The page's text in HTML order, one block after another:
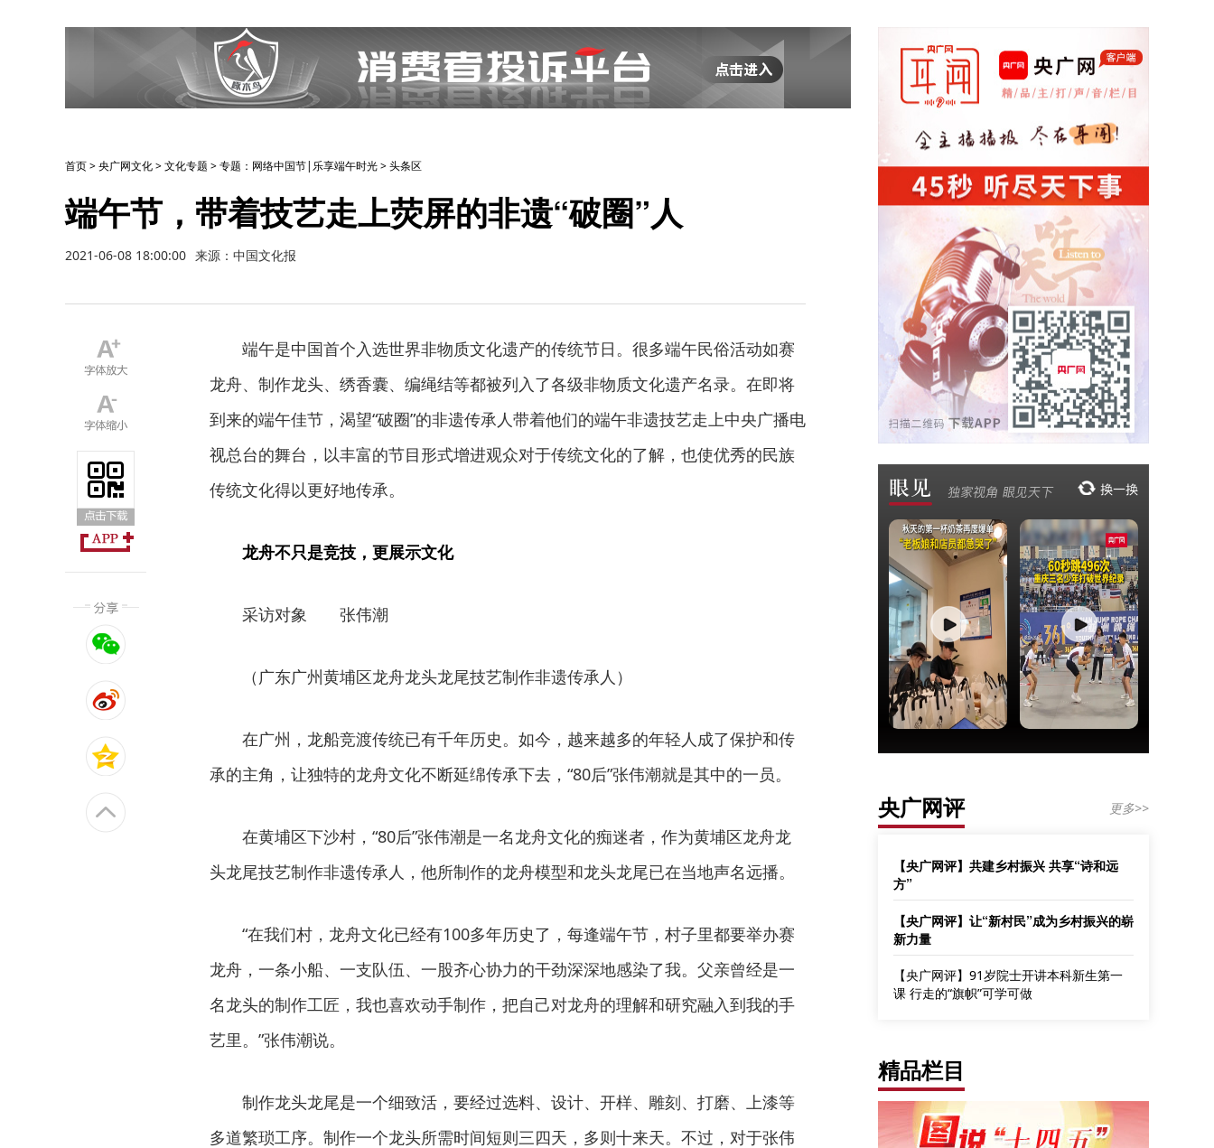
首页>央广网文化>文化专题 >专题：网络中国节|乐享端午时光>头条区
端午节，带着技艺走上荧屏的非遗“破圈”人
2021-06-08 18:00:00 来源：中国文化报
端午是中国首个入选世界非物质文化遗产的传统节日。很多端午民俗活动如赛
龙舟、制作龙头、绣香囊、编绳结等都被列入了各级非物质文化遗产名录。在即将
到来的端午佳节，渴望“破圈”的非遗传承人带着他们的端午非遗技艺走上中央广播电
视总台的舞台，以丰富的节目形式增进观众对于传统文化的了解，也使优秀的民族
传统文化得以更好地传承。
龙舟不只是竞技，更展示文化
采访对象 张伟潮
（广东广州黄埔区龙舟龙头龙尾技艺制作非遗传承人）
在广州，龙船竞渡传统已有千年历史。如今，越来越多的年轻人成了保护和传
承的主角，让独特的龙舟文化不断延绵传承下去，“80后”张伟潮就是其中的一员。
在黄埔区下沙村，“80后”张伟潮是一名龙舟文化的痴迷者，作为黄埔区龙舟龙
头龙尾技艺制作非遗传承人，他所制作的龙舟模型和龙头龙尾已在当地声名远播。
“在我们村，龙舟文化已经有100多年历史了，每逢端午节，村子里都要举办赛
龙舟，一条小船、一支队伍、一股齐心协力的干劲深深地感染了我。父亲曾经是一
名龙头的制作工匠，我也喜欢动手制作，把自己对龙舟的理解和研究融入到我的手
艺里。”张伟潮说。
制作龙头龙尾是一个细致活，要经过选料、设计、开样、雕刻、打磨、上漆等
多道繁琐工序。制作一个龙头所需时间短则三四天，多则十来天。不过，对于张伟
央广网评 更多>>
【央广网评】共建乡村振兴 共享“诗和远
方”
【央广网评】让“新村民”成为乡村振兴的崭
新力量
【央广网评】91岁院士开讲本科新生第一
课 行走的“旗帜”可学可做
精品栏目